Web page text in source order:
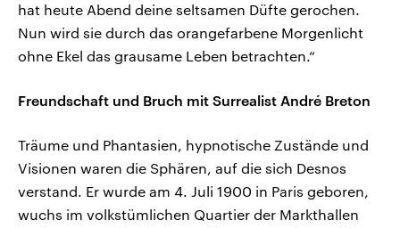
hat heute Abend deine seltsamen Düfte gerochen.
Nun wird sie durch das orangefarbene Morgenlicht
ohne Ekel das grausame Leben betrachten.“
Freundschaft und Bruch mit Surrealist André Breton
Träume und Phantasien, hypnotische Zustände und
Visionen waren die Sphären, auf die sich Desnos
verstand. Er wurde am 4. Juli 1900 in Paris geboren,
wuchs im volkstümlichen Quartier der Markthallen